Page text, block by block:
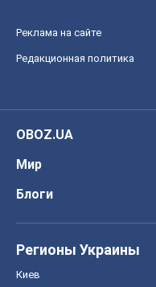
Реклама на сайте
Редакционная политика
OBOZ.UA
Мир
Блоги
Регионы Украины
Киев